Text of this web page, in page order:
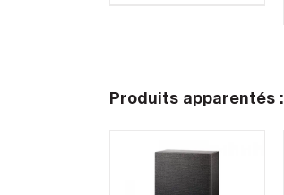
Produits apparentés :